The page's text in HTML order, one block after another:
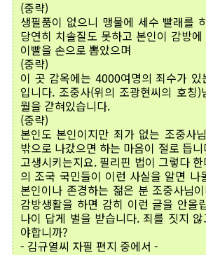
(중략)
생필품이 없으니 맹물에 세수 빨래를
당연히 치솔질도 못하고 본인이 감방
이빨을 손으로 뽑았으며
(중략)
이 곳 감옥에는 4000여명의 죄수가 있
입니다. 조중사(위의 조광현씨의 호칭
월을 갇혀있습니다.
(중략)
본인도 본인이지만 죄가 없는 조중사
밖으로 나갔으면 하는 마음이 절로 듭
고생시키는지요. 필리핀 법이 그렇다
의 조국 국민들이 이런 사실을 알면 나
본인이나 존경하는 젊은 분 조중사님
감방생활을 하면 감히 이런 글을 안올
나이 답게 벌을 받습니다. 죄를 짓지
야합니까?
- 김규열씨 자필 편지 중에서 -